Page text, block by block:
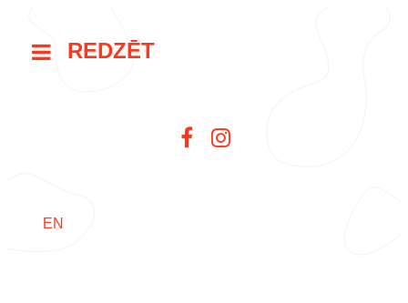
REDZĒT
EN